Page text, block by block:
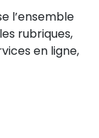
l’ensemble
rubriques,
en ligne,